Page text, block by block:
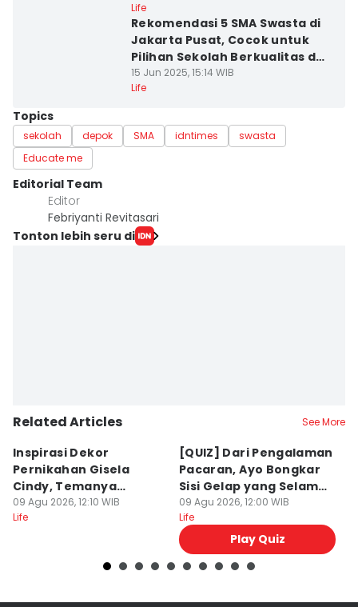
Life
Rekomendasi 5 SMA Swasta di
Jakarta Pusat, Cocok untuk
Pilihan Sekolah Berkualitas dan
Berkarakter
15 Jun 2025, 15:14 WIB
Life
Topics
sekolah depok SMA idntimes
swasta
Educate me
Editorial Team
Editor
Febriyanti Revitasari
Tonton lebih seru di
Related Articles See More
Inspirasi Dekor
Pernikahan Gisela
Cindy, Temanya
Romantic Garden!
09 Agu 2026, 12:10 WIB
Life
[QUIZ] Dari Pengalaman
Pacaran, Ayo Bongkar
Sisi Gelap yang Selama
Ini Disembunyikan
09 Agu 2026, 12:00 WIB
Life
Play Quiz